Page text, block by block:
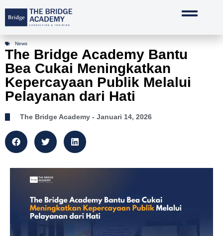
Lewati
ke
konten
News
The Bridge Academy Bantu
Bea Cukai Meningkatkan
Kepercayaan Publik Melalui
Pelayanan dari Hati
The Bridge Academy - Januari 14, 2026